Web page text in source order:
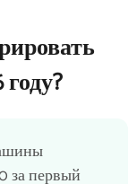
за первый